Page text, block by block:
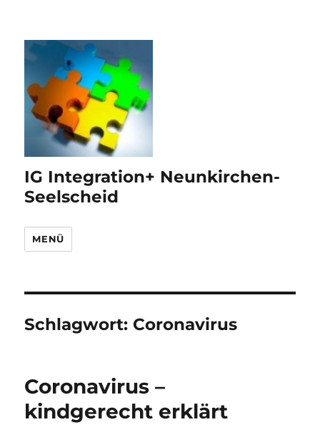
IG Integration+ Neunkirchen-
Seelscheid
MENÜ
Schlagwort: Coronavirus
Coronavirus –
kindgerecht erklärt